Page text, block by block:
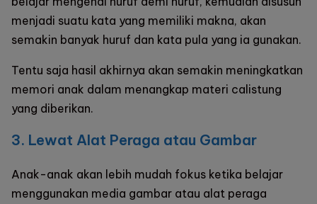
menjadi suatu kata yang memiliki makna, akan
semakin banyak huruf dan kata pula yang ia gunakan.
Tentu saja hasil akhirnya akan semakin meningkatkan
memori anak dalam menangkap materi calistung
yang diberikan.
3. Lewat Alat Peraga atau Gambar
Anak-anak akan lebih mudah fokus ketika belajar
menggunakan media gambar atau alat peraga